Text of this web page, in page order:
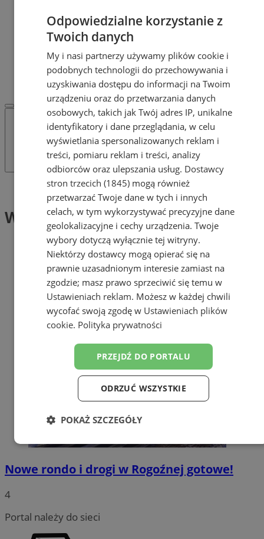
Dodaj ogłoszenie
POLECAMY
Protocol IT
Pracuj.pl - praca w Żorach
REKLAMA
WSPÓŁPRACA
Tag: Wodzisławska
Wodzisławska (1)
Nowe rondo i drogi w Rogoźnej gotowe!
4
Portal należy do sieci
Odpowiedzialne korzystanie z
Twoich danych
My i nasi partnerzy używamy plików cookie i
podobnych technologii do przechowywania i
uzyskiwania dostępu do informacji na Twoim
urządzeniu oraz do przetwarzania danych
osobowych, takich jak Twój adres IP, unikalne
identyfikatory i dane przeglądania, w celu
wyświetlania spersonalizowanych reklam i
treści, pomiaru reklam i treści, analizy
odbiorców oraz ulepszania usług. Dostawcy
stron trzecich (1845) mogą również
przetwarzać Twoje dane w tych i innych
celach, w tym wykorzystywać precyzyjne dane
geolokalizacyjne i cechy urządzenia. Twoje
wybory dotyczą wyłącznie tej witryny.
Niektórzy dostawcy mogą opierać się na
prawnie uzasadnionym interesie zamiast na
zgodzie; masz prawo sprzeciwić się temu w
Ustawieniach reklam. Możesz w każdej chwili
wycofać swoją zgodę w Ustawieniach plików
cookie. Polityka prywatności
PRZEJDŹ DO PORTALU
ODRZUĆ WSZYSTKIE
POKAŻ SZCZEGÓŁY
Niezbędne Wydajność Targetowanie